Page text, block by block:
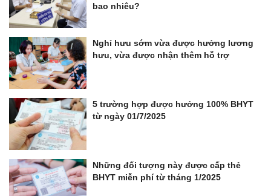
bao nhiêu?
Nghỉ hưu sớm vừa được hưởng lương
hưu, vừa được nhận thêm hỗ trợ
5 trường hợp được hưởng 100% BHYT
từ ngày 01/7/2025
Những đối tượng này được cấp thẻ
BHYT miễn phí từ tháng 1/2025